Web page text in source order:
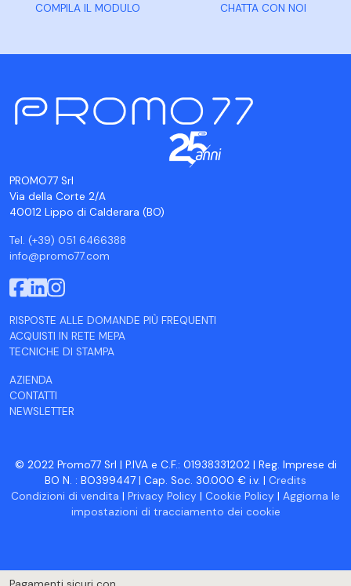
COMPILA IL MODULO CHATTA CON NOI
PROMO77 Srl
Via della Corte 2/A
40012 Lippo di Calderara (BO)
Tel. (+39) 051 6466388
info@promo77.com
RISPOSTE ALLE DOMANDE PIÙ FREQUENTI
ACQUISTI IN RETE MEPA
TECNICHE DI STAMPA
AZIENDA
CONTATTI
NEWSLETTER
© 2022 Promo77 Srl | P.IVA e C.F.: 01938331202 | Reg. Imprese di
BO N. : BO399447 | Cap. Soc. 30.000 € i.v. | Credits
Condizioni di vendita | Privacy Policy | Cookie Policy | Aggiorna le
impostazioni di tracciamento dei cookie